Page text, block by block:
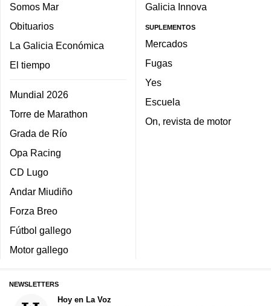
Somos Mar
Obituarios
La Galicia Económica
El tiempo
Mundial 2026
Torre de Marathon
Grada de Río
Opa Racing
CD Lugo
Andar Miudiño
Forza Breo
Fútbol gallego
Motor gallego
Galicia Innova
SUPLEMENTOS
Mercados
Fugas
Yes
Escuela
On, revista de motor
NEWSLETTERS
Hoy en La Voz